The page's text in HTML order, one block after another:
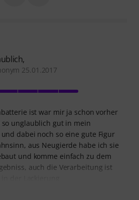
25.01.2017
ist war mir ja schon vorher
so unglaublich gut in mein
dabei noch so eine gute Figur
aus Neugierde habe ich sie
und komme einfach zu dem
auch die Verarbeitung ist